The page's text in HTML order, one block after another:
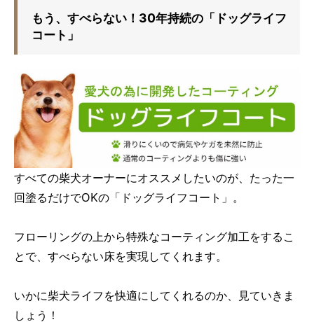
もう、すべらない！30年持続の「ドッグライフ
コート」
すべての柴犬オーナーにオススメしたいのが、たった一
回塗るだけでOKの「ドッグライフコート」。
フローリングの上から特殊なコーティング加工をするこ
とで、すべらない床を実現してくれます。
いかに柴犬ライフを快適にしてくれるのか、見ていきま
しょう！